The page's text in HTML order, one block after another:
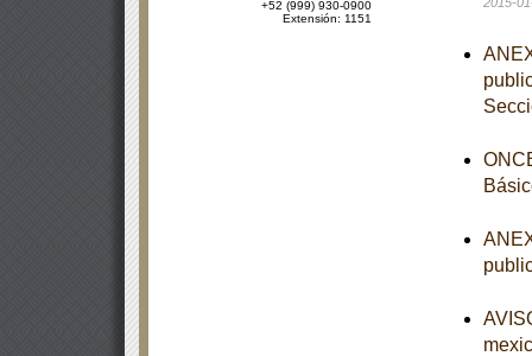
+52 (999) 930-0900
Extensión: 1151